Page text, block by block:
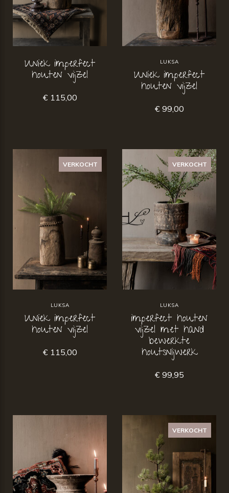
Uniek imperfect
houten vijzel
€ 115,00
LUKSA
Uniek imperfect
houten vijzel
€ 99,00
VERKOCHT
LUKSA
Uniek imperfect
houten vijzel
€ 115,00
VERKOCHT
LUKSA
imperfect houten
vijzel met hand
bewerkte
houtsnijwerk
€ 99,95
VERKOCHT